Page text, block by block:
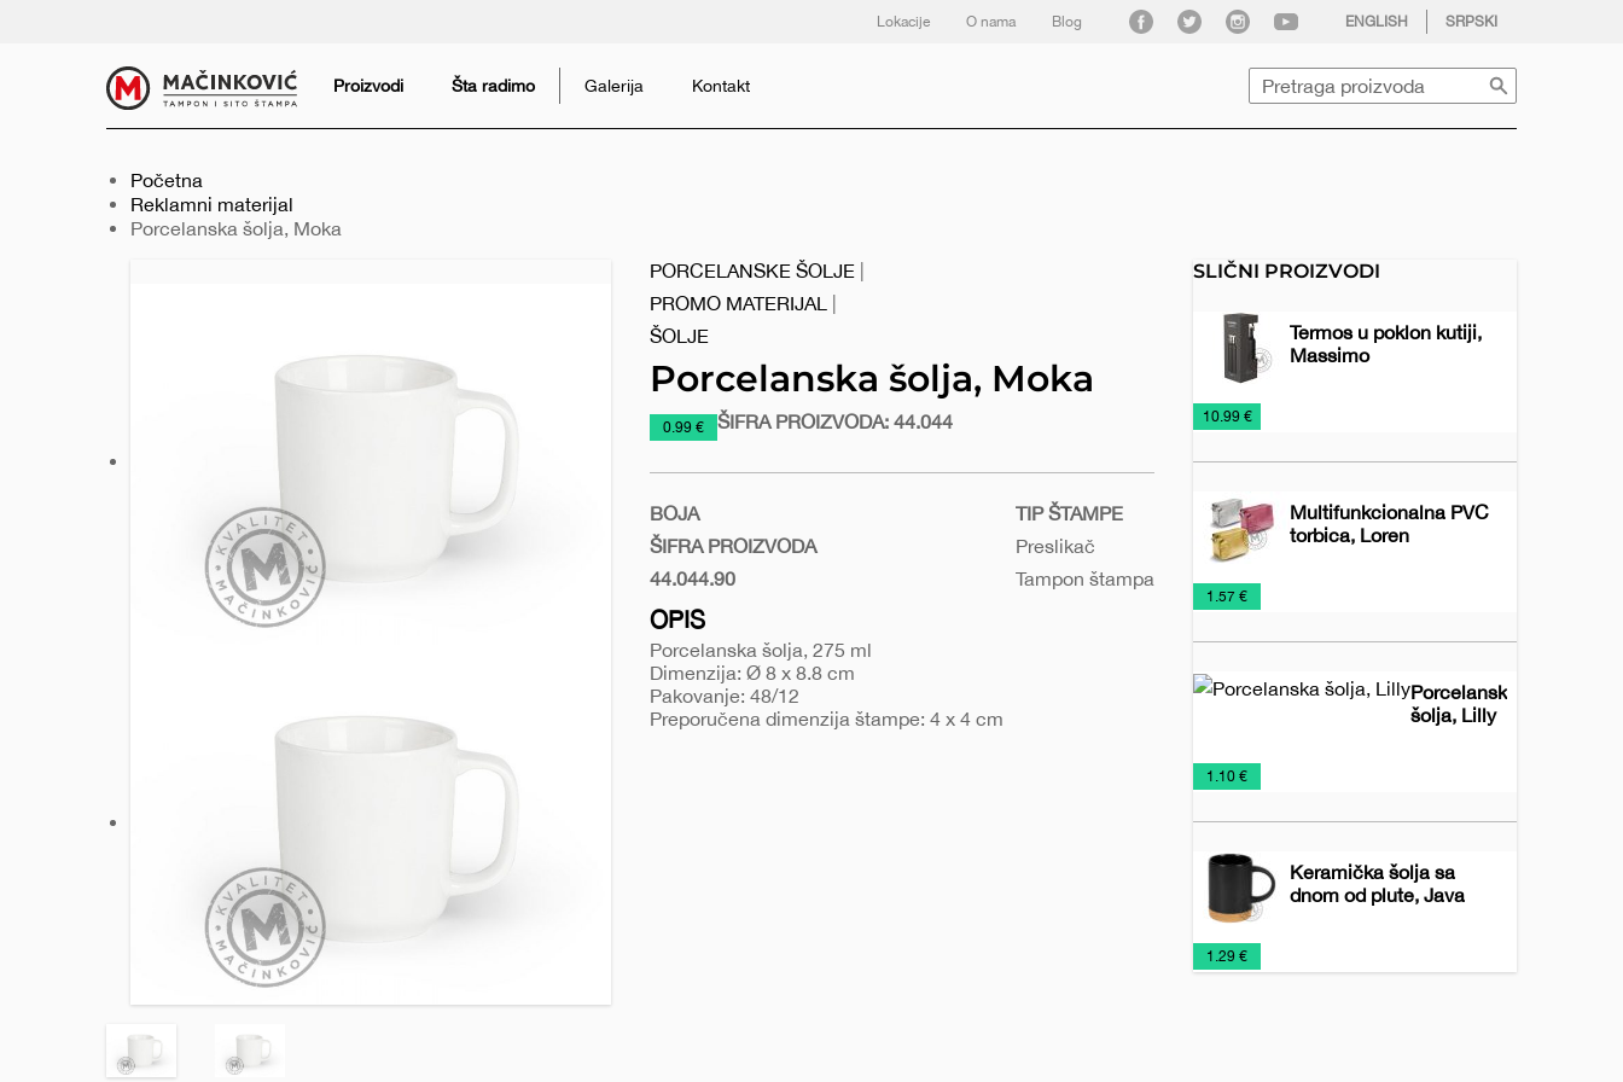
ENGLISH SRPSKI
facebook
twitter instagramyoutube
Lokacije O nama Blog
Proizvodi Šta radimo Galerija Kontakt Pretraga
Početna
Reklamni materijal
Trenutno:
Porcelanska šolja, Moka
PORCELANSKE ŠOLJE
PROMO MATERIJAL
ŠOLJE
Porcelanska šolja, Moka
https://www.macinkovic.rs/reklamni-
moka
0.99 € ŠIFRA PROIZVODA: 44.044
BOJA
ŠIFRA PROIZVODA
Bela
44.044.90
TIP ŠTAMPE
Preslikač
Tampon štampa
OPIS
Porcelanska šolja, 275 ml
Dimenzija: Ø 8 x 8.8 cm
Pakovanje: 48/12
Preporučena dimenzija štampe: 4 x 4 cm
SLIČNI PROIZVODI
Termos u poklon kutiji,
Massimo
Metalne
šolje
Šolje
Šolje
za
putovanja
10.99 €
Multifunkcionalna PVC
torbica, Loren
Promo
materijal
Torbe
Torbe
za
kozmetiku
1.57 €
Porcelanska
šolja, Lilly
Porcelanske
šolje
Promo
materijal
Šolje
1.10 €
Keramička šolja sa
dnom od plute, Java
Keramičke
šolje
Šolje
1.29 €